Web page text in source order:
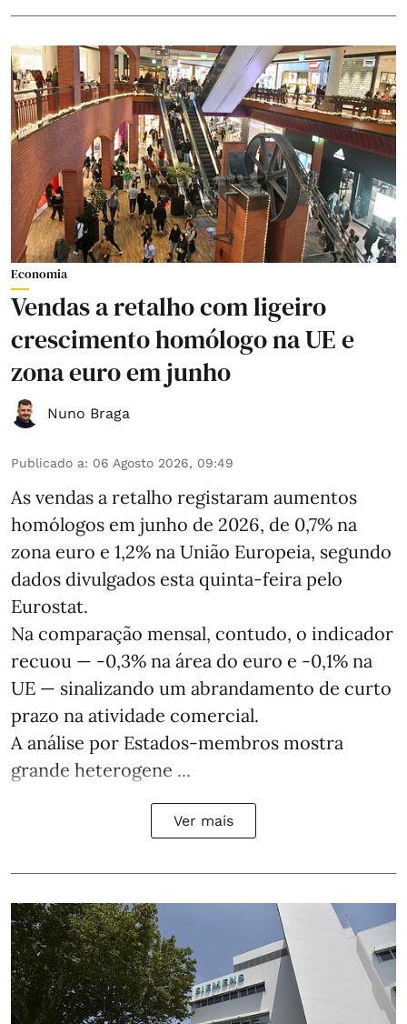
Economia
Vendas a retalho com ligeiro
crescimento homólogo na UE e
zona euro em junho
Nuno Braga
Publicado a: 06 Agosto 2026, 09:49
As vendas a retalho registaram aumentos
homólogos em junho de 2026, de 0,7% na
zona euro e 1,2% na União Europeia, segundo
dados divulgados esta quinta-feira pelo
Eurostat.
Na comparação mensal, contudo, o indicador
recuou — -0,3% na área do euro e -0,1% na
UE — sinalizando um abrandamento de curto
prazo na atividade comercial.
A análise por Estados‑membros mostra
grande heterogene ...
Ver mais